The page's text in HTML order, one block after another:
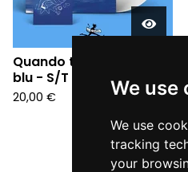
We use
We use
tracking
your
Quando tutto diventò
blu - S/T (LP)
20,00 €